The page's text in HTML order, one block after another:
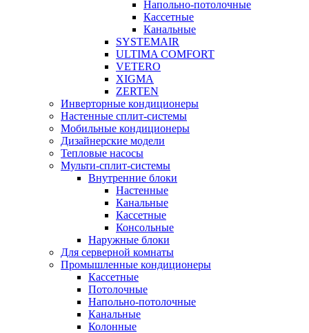
Напольно-потолочные
Кассетные
Канальные
SYSTEMAIR
ULTIMA COMFORT
VETERO
XIGMA
ZERTEN
Инверторные кондиционеры
Настенные сплит-системы
Мобильные кондиционеры
Дизайнерские модели
Тепловые насосы
Мульти-сплит-системы
Внутренние блоки
Настенные
Канальные
Кассетные
Консольные
Наружные блоки
Для серверной комнаты
Промышленные кондиционеры
Кассетные
Потолочные
Напольно-потолочные
Канальные
Колонные